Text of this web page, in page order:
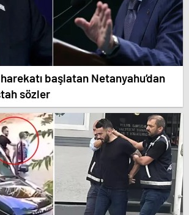
harekatı başlatan Netanyahu’dan
sözler